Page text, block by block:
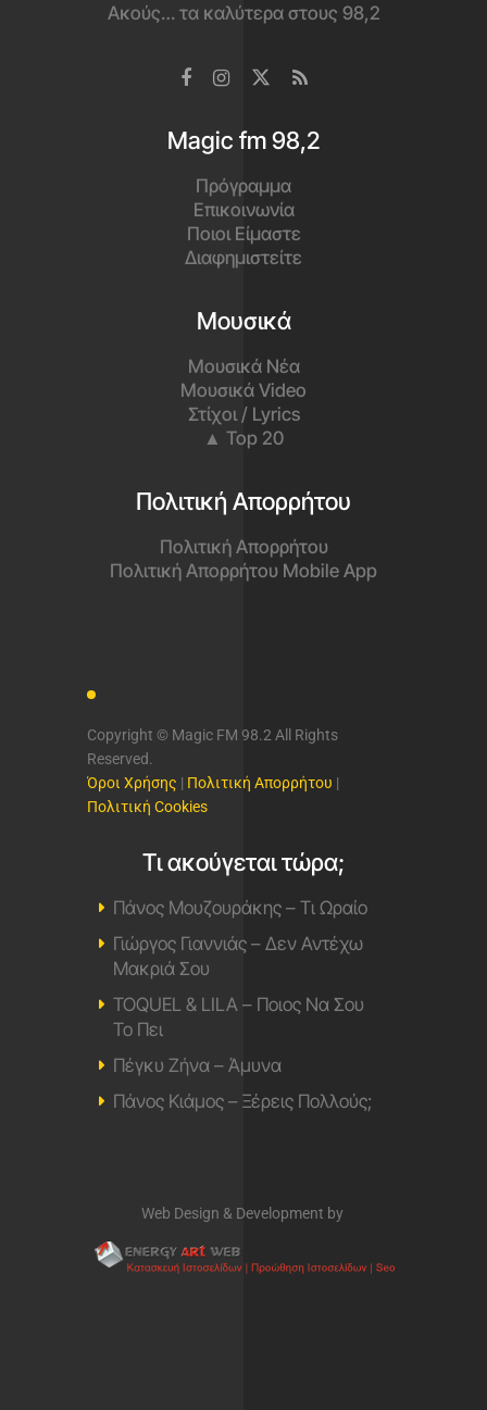
Ακούς… τα καλύτερα στους 98,2
Magic fm 98,2
Πρόγραμμα
Επικοινωνία
Ποιοι Είμαστε
Διαφημιστείτε
Μουσικά
Μουσικά Νέα
Μουσικά Video
Στίχοι / Lyrics
▲ Top 20
Πολιτική Απορρήτου
Πολιτική Απορρήτου
Πολιτική Απορρήτου Mobile App
Copyright © Magic FM 98.2 All Rights
Reserved.
Όροι Χρήσης | Πολιτική Απορρήτου |
Πολιτική Cookies
Τι ακούγεται τώρα;
Πάνος Μουζουράκης – Τι Ωραίο
Γιώργος Γιαννιάς – Δεν Αντέχω
Μακριά Σου
TOQUEL & LILA – Ποιος Να Σου
Το Πει
Πέγκυ Ζήνα – Άμυνα
Πάνος Κιάμος – Ξέρεις Πολλούς;
Web Design & Development by